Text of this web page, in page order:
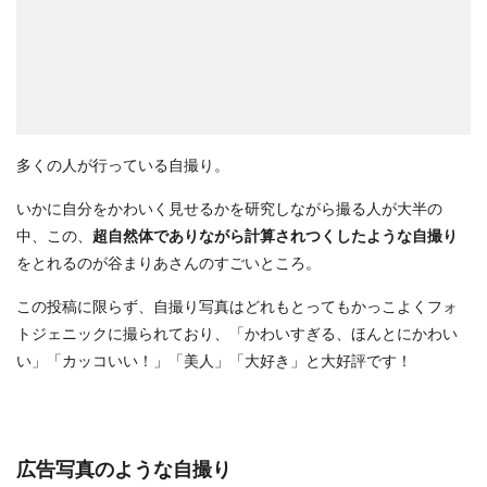
多くの人が行っている自撮り。
いかに自分をかわいく見せるかを研究しながら撮る人が大半の
中、この、 超自然体でありながら計算されつくしたような自撮り
をとれるのが谷まりあさんのすごいところ。
この投稿に限らず、自撮り写真はどれもとってもかっこよくフォ
トジェニックに撮られており、「かわいすぎる、ほんとにかわい
い」「カッコいい！」「美人」「大好き」と大好評です！
広告写真のような自撮り